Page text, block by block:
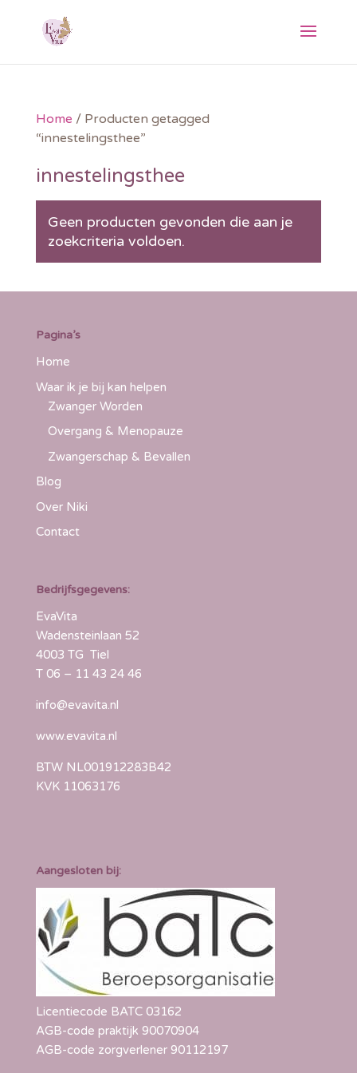
Home / Producten getagged
“innestelingsthee”
innestelingsthee
Geen producten gevonden die aan je
zoekcriteria voldoen.
Pagina’s
Home
Waar ik je bij kan helpen
Zwanger Worden
Overgang & Menopauze
Zwangerschap & Bevallen
Blog
Over Niki
Contact
Bedrijfsgegevens:
EvaVita
Wadensteinlaan 52
4003 TG Tiel
T 06 – 11 43 24 46
info@evavita.nl
www.evavita.nl
BTW NL001912283B42
KVK 11063176
Aangesloten bij:
Licentiecode BATC 03162
AGB-code praktijk 90070904
AGB-code zorgverlener 90112197